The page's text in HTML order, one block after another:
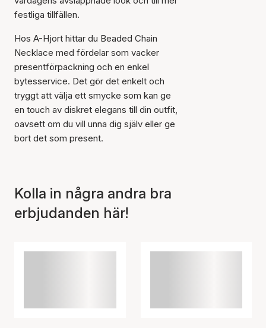
festliga tillfällen.
Hos A-Hjort hittar du Beaded Chain
Necklace med fördelar som vacker
presentförpackning och en enkel
bytesservice. Det gör det enkelt och
tryggt att välja ett smycke som kan ge
en touch av diskret elegans till din outfit,
oavsett om du vill unna dig själv eller ge
bort det som present.
Kolla in några andra bra
erbjudanden här!